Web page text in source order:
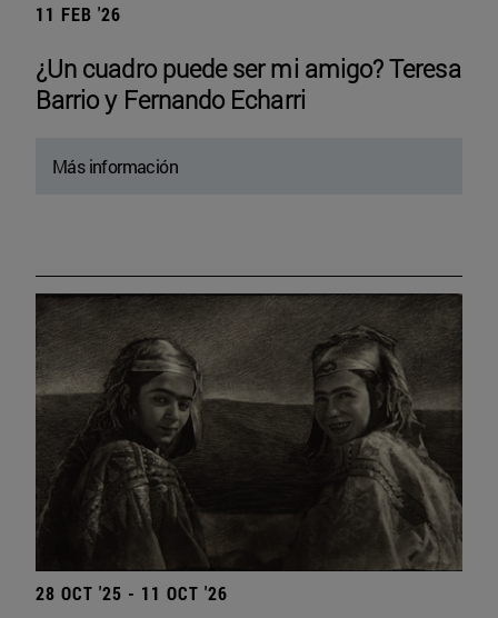
11 FEB '26
¿Un cuadro puede ser mi amigo? Teresa
Barrio y Fernando Echarri
Más información
28 OCT '25 - 11 OCT '26